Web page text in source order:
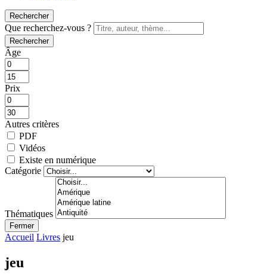
Rechercher
Que recherchez-vous ?
Rechercher
Âge
Prix
Autres critères
PDF
Vidéos
Existe en numérique
Catégorie
Thématiques
Fermer
Accueil Livres jeu
jeu